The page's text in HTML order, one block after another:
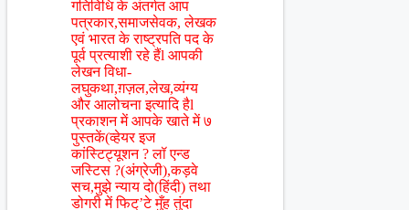
गतिविधि के अंतर्गत आप
पत्रकार,समाजसेवक, लेखक
एवं भारत के राष्ट्रपति पद के
पूर्व प्रत्याशी रहे हैंl आपकी
लेखन विधा-
लघुकथा,ग़ज़ल,लेख,व्यंग्य
और आलोचना इत्यादि हैl
प्रकाशन में आपके खाते में ७
पुस्तकें(व्हेयर इज
कांस्टिट्यूशन ? लॉ एन्ड
जस्टिस ?(अंग्रेजी),कड़वे
सच,मुझे न्याय दो(हिंदी) तथा
डोगरी में फिट्’टे मुँह तुंदा